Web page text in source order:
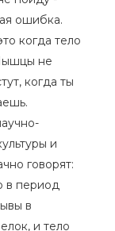
ошибка.
когда тело
не
когда ты
и
говорят:
в период
в
и тело